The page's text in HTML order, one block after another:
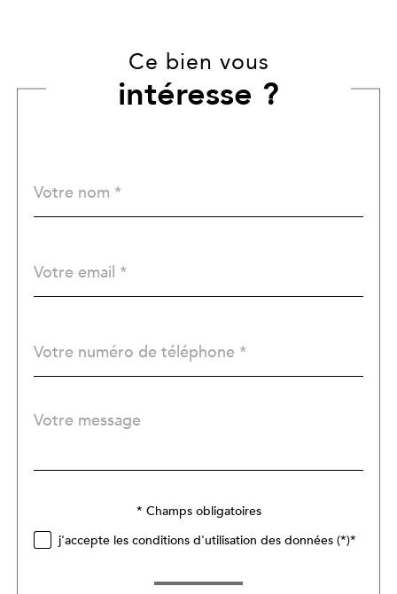
Ce bien vous
intéresse ?
par
*
*
*
Fieldset
défaut
Message
*
Validation* Champs obligatoires
j'accepte les conditions d'utilisation des données (*)*